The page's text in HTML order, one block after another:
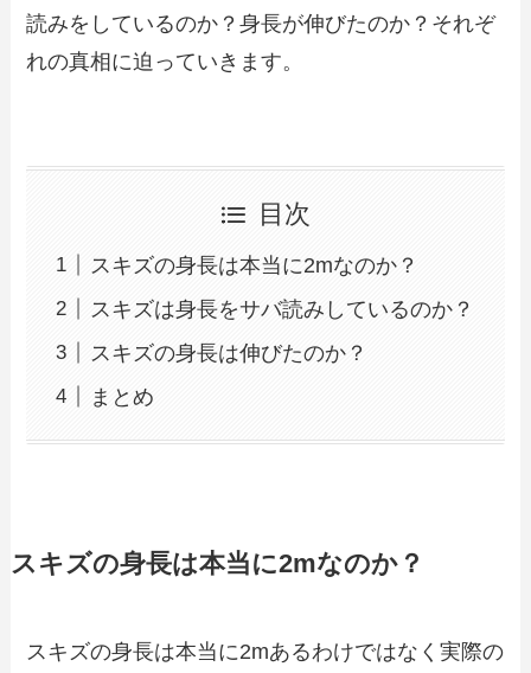
読みをしているのか？身長が伸びたのか？それぞ
れの真相に迫っていきます。
目次
スキズの身長は本当に2mなのか？
スキズは身長をサバ読みしているのか？
スキズの身長は伸びたのか？
まとめ
スキズの身長は本当に2mなのか？
スキズの身長は本当に2mあるわけではなく実際の